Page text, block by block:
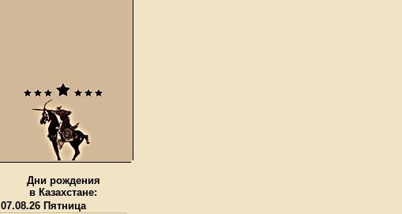
Дни рождения
в Казахстане:
07.08.26 Пятница